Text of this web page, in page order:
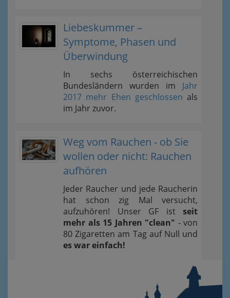
Liebeskummer –
Symptome, Phasen und
Überwindung
In sechs österreichischen
Bundesländern wurden im Jahr
2017 mehr Ehen geschlossen als
im Jahr zuvor.
Weg vom Rauchen - ob Sie
wollen oder nicht: Rauchen
aufhören
Jeder Raucher und jede Raucherin
hat schon zig Mal versucht,
aufzuhören! Unser GF ist seit
mehr als 15 Jahren "clean" - von
80 Zigaretten am Tag auf Null und
es war einfach!